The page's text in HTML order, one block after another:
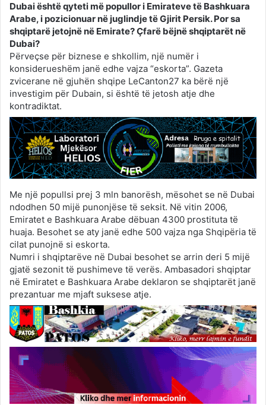
Dubai është qyteti më popullor i Emirateve të Bashkuara
Arabe, i pozicionuar në juglindje të Gjirit Persik. Por sa
shqiptarë jetojnë në Emirate? Çfarë bëjnë shqiptarët në
Dubai?
Përveçse për biznese e shkollim, një numër i
konsiderueshëm janë edhe vajza “eskorta”. Gazeta
zvicerane në gjuhën shqipe LeCanton27 ka bërë një
investigim për Dubain, si është të jetosh atje dhe
kontradiktat.
Me një popullsi prej 3 mln banorësh, mësohet se në Dubai
ndodhen 50 mijë punonjëse të seksit. Në vitin 2006,
Emiratet e Bashkuara Arabe dëbuan 4300 prostituta të
huaja. Besohet se aty janë edhe 500 vajza nga Shqipëria të
cilat punojnë si eskorta.
Numri i shqiptarëve në Dubai besohet se arrin deri 5 mijë
gjatë sezonit të pushimeve të verës. Ambasadori shqiptar
në Emiratet e Bashkuara Arabe deklaron se shqiptarët janë
prezantuar me mjaft suksese atje.